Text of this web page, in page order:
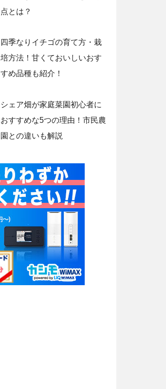
点とは？
四季なりイチゴの育て方・栽
培方法！甘くておいしいおす
すめ品種も紹介！
シェア畑が家庭菜園初心者に
おすすめな5つの理由！市民農
園との違いも解説